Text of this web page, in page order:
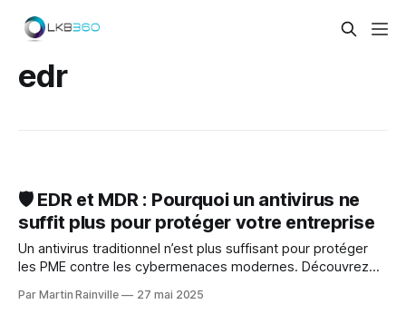
edr
🛡️ EDR et MDR : Pourquoi un antivirus ne
suffit plus pour protéger votre entreprise
Un antivirus traditionnel n’est plus suffisant pour protéger
les PME contre les cybermenaces modernes. Découvrez
Par Martin Rainville 27 mai 2025